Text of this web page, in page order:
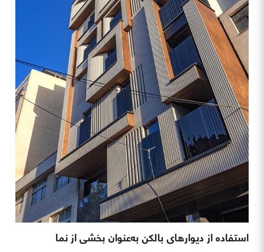
استفاده از دیوارهای بالکن به‌عنوان بخشی از نما